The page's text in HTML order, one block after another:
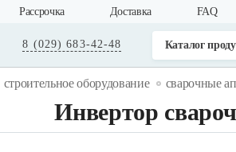
Рассрочка Доставка FAQ
8 (029) 683-42-48 Каталог
строительное оборудование сварочные
Инвертор